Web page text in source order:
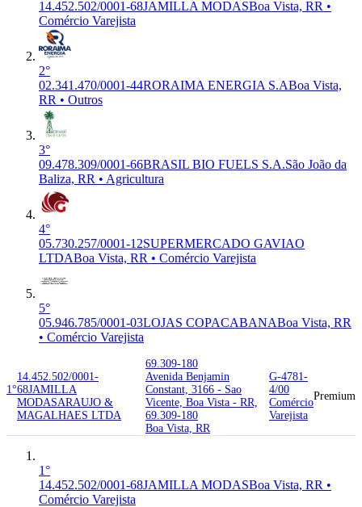
14.452.502/0001-68JAMILLA MODASBoa Vista, RR •
Comércio Varejista
2°
02.341.470/0001-44RORAIMA ENERGIA S.ABoa Vista,
RR • Outros
3°
09.478.309/0001-66BRASIL BIO FUELS S.A.São João da
Baliza, RR • Agricultura
4°
05.730.257/0001-12SUPERMERCADO GAVIAO
LTDABoa Vista, RR • Comércio Varejista
5°
05.946.785/0001-03LOJAS COPACABANABoa Vista, RR
• Comércio Varejista
1°
14.452.502/0001-
68JAMILLA
MODASARAUJO &
MAGALHAES LTDA
69.309-180
Avenida Benjamin
Constant, 3166 - Sao
Vicente, Boa Vista - RR,
69.309-180
Boa Vista, RR
G-4781-
4/00
Comércio
Varejista
Premium
1°
14.452.502/0001-68JAMILLA MODASBoa Vista, RR •
Comércio Varejista